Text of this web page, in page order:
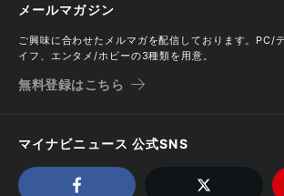
メールマガジン
ご興味に合わせたメルマガを配信しております。PC/
イフ、エンタメ/ホビーの3種類を用意。
無料登録はこちら
マイナビニュース 公式SNS